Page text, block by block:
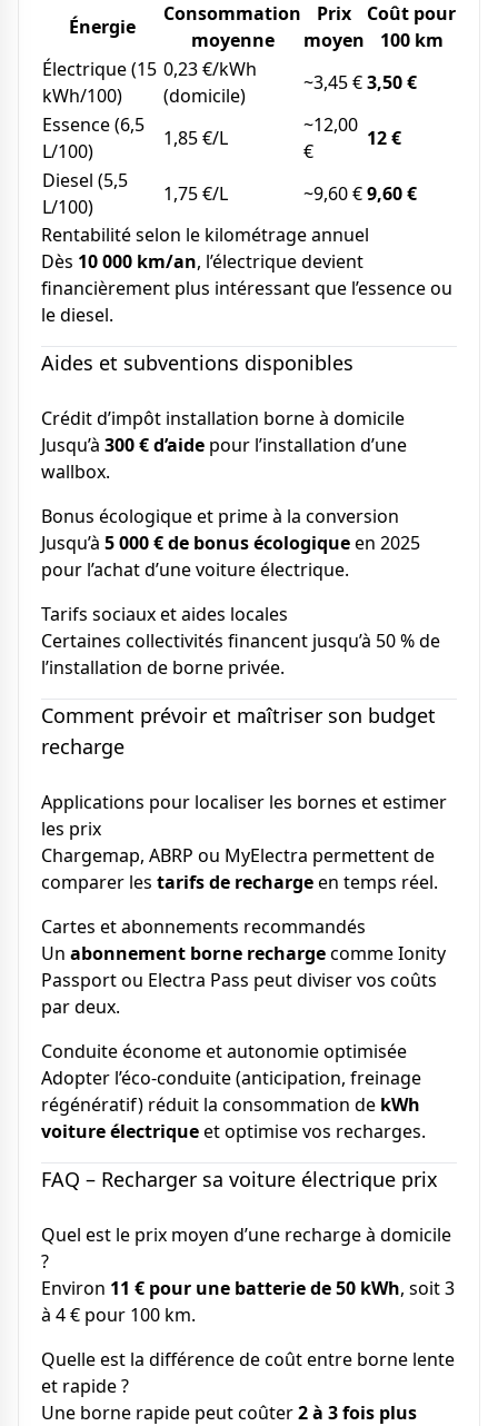
Énergie
Consommation
moyenne
Prix
moyen
Coût pour
100 km
Électrique (15
kWh/100)
0,23 €/kWh
(domicile)
~3,45 €3,50 €
Essence (6,5
L/100)
1,85 €/L
~12,00
€
12 €
Diesel (5,5
L/100)
1,75 €/L ~9,60 €9,60 €
Rentabilité selon le kilométrage annuel
Dès 10 000 km/an, l’électrique devient
financièrement plus intéressant que l’essence ou
le diesel.
Aides et subventions disponibles
Crédit d’impôt installation borne à domicile
Jusqu’à 300 € d’aide pour l’installation d’une
wallbox.
Bonus écologique et prime à la conversion
Jusqu’à 5 000 € de bonus écologiqueen 2025
pour l’achat d’une voiture électrique.
Tarifs sociaux et aides locales
Certaines collectivités financent jusqu’à 50 % de
l’installation de borne privée.
Comment prévoir et maîtriser son budget
recharge
Applications pour localiser les bornes et estimer
les prix
Chargemap, ABRP ou MyElectra permettent de
comparer les tarifs de rechargeen temps réel.
Cartes et abonnements recommandés
Un abonnement borne rechargecomme Ionity
Passport ou Electra Pass peut diviser vos coûts
par deux.
Conduite économe et autonomie optimisée
Adopter l’éco-conduite (anticipation, freinage
régénératif) réduit la consommation de kWh
voiture électriqueet optimise vos recharges.
FAQ – Recharger sa voiture électrique prix
Quel est le prix moyen d’une recharge à domicile
?
Environ 11 € pour une batterie de 50 kWh, soit 3
à 4 € pour 100 km.
Quelle est la différence de coût entre borne lente
et rapide ?
Une borne rapide peut coûter2 à 3 fois plus